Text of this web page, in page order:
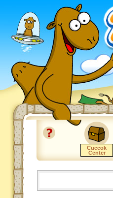
Cuccok
Center